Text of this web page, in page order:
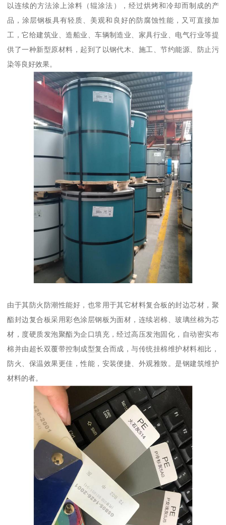
以连续的方法涂上涂料（辊涂法），经过烘烤和冷却而制成的产
品，涂层钢板具有轻质、美观和良好的防腐蚀性能，又可直接加
工，它给建筑业、造船业、车辆制造业、家具行业、电气行业等提
供了一种新型原材料，起到了以钢代木、施工、节约能源、防止污
染等良好效果。
由于其防火防潮性能好，也常用于其它材料复合板的封边芯材，聚
酯封边复合板采用彩色涂层钢板为面材，连续岩棉、玻璃丝棉为芯
材，度硬质发泡聚酯为企口填充，经过高压发泡固化，自动密实布
棉并由超长双覆带控制成型复合而成，与传统挂棉维护材料相比，
防火、保温效果更佳，性能，安装便捷、外观雅致。是钢建筑维护
材料的者。